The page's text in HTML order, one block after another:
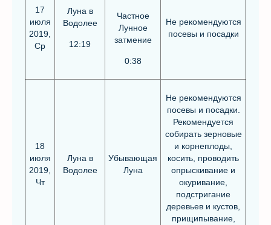
17
июля
2019,
Ср
Луна в
Водолее
12:19
Частное
Лунное
затмение
0:38
Не рекомендуются
посевы и посадки
18
июля
2019,
Чт
Луна в
Водолее
Убывающая
Луна
Не рекомендуются
посевы и посадки.
Рекомендуется
собирать зерновые
и корнеплоды,
косить, проводить
опрыскивание и
окуривание,
подстригание
деревьев и кустов,
прищипывание,